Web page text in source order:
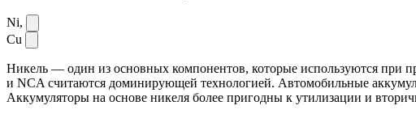
Ni,
Cu
Никель — один из основных компонентов, которые используются при
и NCA считаются доминирующей технологией. Автомобильные
Аккумуляторы на основе никеля более пригодны к утилизации и